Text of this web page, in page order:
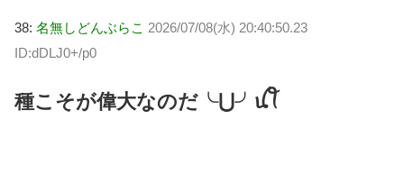
38: 名無しどんぶらこ 2026/07/08(水) 20:40:50.23
ID:dDLJ0+/p0
種こそが偉大なのだ╰⋃╯ꪊꪻ